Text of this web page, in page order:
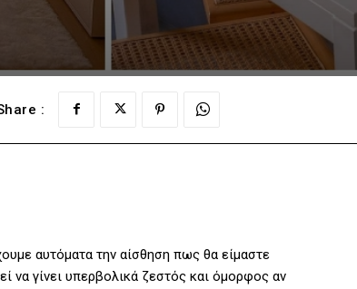
:
αυτόματα την αίσθηση πως θα είμαστε
να γίνει υπερβολικά ζεστός και όμορφος αν